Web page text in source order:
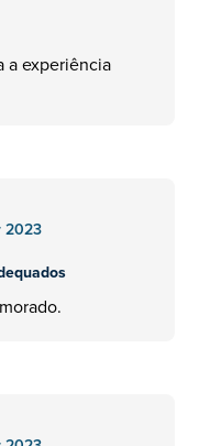
a experiência
2023